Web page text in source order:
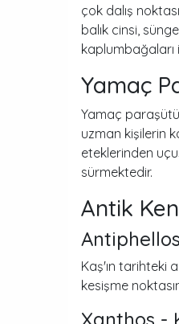
çok dalış
balık cinsi,
kaplumbağaları
Yamaç
Yamaç
uzman kişilerin
eteklerinden
sürmektedir.
Antik
Kaş'ın tarihteki
kesişme
Xanthos -